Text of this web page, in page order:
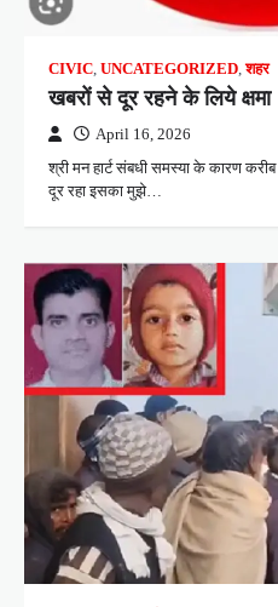
CIVIC UNCATEGORIZED ,शहर
खबरों से दूर रहने के लिये क्षमा
April 16, 2026
श्री मन हार्ट संबधी समस्या के कारण
दूर रहा इसका मुझे…